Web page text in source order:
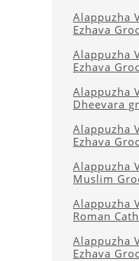
Alappuzha
Ezhava
Alappuzha
Ezhava
Alappuzha
Dheevara
Alappuzha
Ezhava
Alappuzha
Muslim
Alappuzha
Roman
Alappuzha
Ezhava